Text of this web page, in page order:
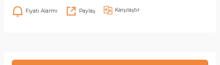
Fiyatı Alarmı Paylaş Karşılaştır